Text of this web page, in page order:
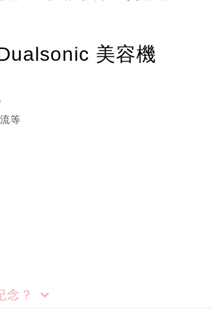
美容機
等
念？